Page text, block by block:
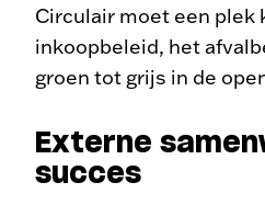
Circulair moet een plek
inkoopbeleid, het
groen tot grijs in de
Externe
succes